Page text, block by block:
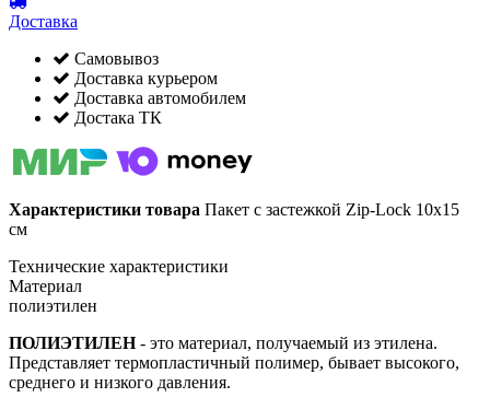
Доставка
Самовывоз
Доставка курьером
Доставка автомобилем
Достака ТК
Характеристики товара Пакет с застежкой Zip-Lock 10х15
см
Технические характеристики
Материал
полиэтилен
ПОЛИЭТИЛЕН- это материал, получаемый из этилена.
Представляет термопластичный полимер, бывает высокого,
среднего и низкого давления.